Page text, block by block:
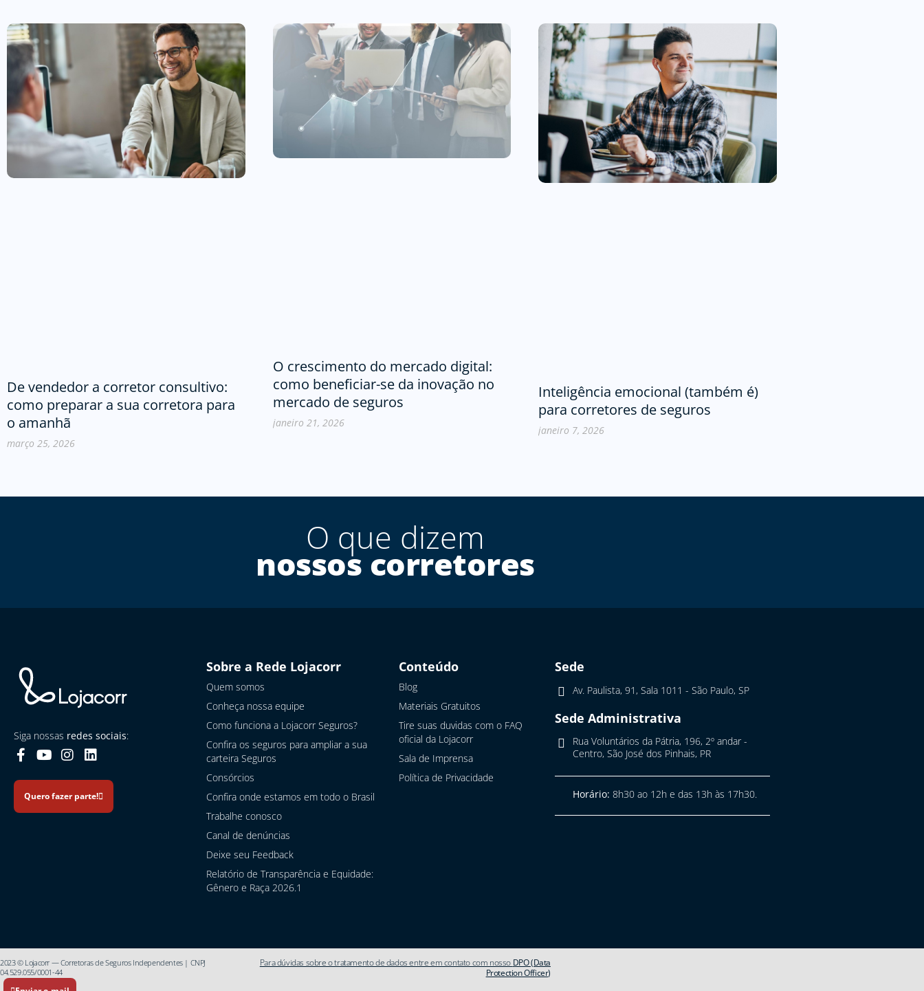
De vendedor a corretor consultivo:
como preparar a sua corretora para
o amanhã
março 25, 2026
O crescimento do mercado digital:
como beneficiar-se da inovação no
mercado de seguros
janeiro 21, 2026
Inteligência emocional (também é)
para corretores de seguros
janeiro 7, 2026
O que dizem
nossos corretores
Siga nossas redes sociais:
Quero fazer parte!
Sobre a Rede Lojacorr
Quem somos
Conheça nossa equipe
Como funciona a Lojacorr Seguros?
Confira os seguros para ampliar a sua
carteira Seguros
Consórcios
Confira onde estamos em todo o Brasil
Trabalhe conosco
Canal de denúncias
Deixe seu Feedback
Relatório de Transparência e Equidade:
Gênero e Raça 2026.1
Conteúdo
Blog
Materiais Gratuitos
Tire suas duvidas com o FAQ
oficial da Lojacorr
Sala de Imprensa
Política de Privacidade
Sede
Av. Paulista, 91, Sala 1011 - São Paulo, SP
Sede Administrativa
Rua Voluntários da Pátria, 196, 2º andar -
Centro, São José dos Pinhais, PR
Horário: 8h30 ao 12h e das 13h às 17h30.
2023 © Lojacorr — Corretoras de Seguros Independentes | CNPJ
04.529.055/0001-44
Para dúvidas sobre o tratamento de dados entre em contato com nosso DPO (Data
Protection Officer)